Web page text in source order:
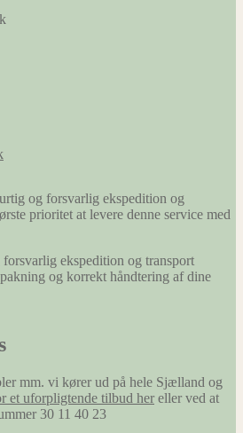
og forsvarlig ekspedition og
prioritet at levere denne service med
ekspedition og transport
og korrekt håndtering af dine
mm. vi kører ud på hele Sjælland og
et uforpligtende tilbud her eller ved at
30 11 40 23